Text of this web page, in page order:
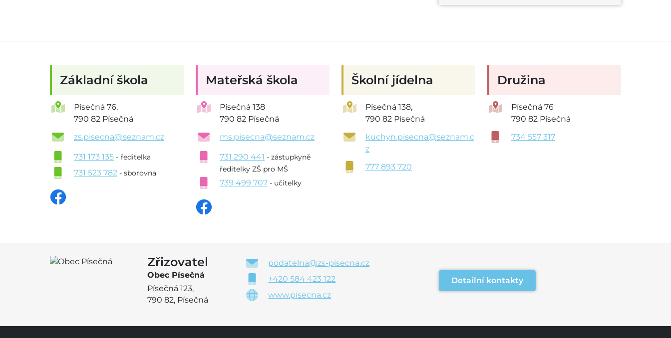
Základní škola
Písečná 76,
790 82 Písečná
zs.pisecna@seznam.cz
731 173 135 - ředitelka
731 523 782 - sborovna
Mateřská škola
Písečná 138
790 82 Písečná
ms.pisecna@seznam.cz
731 290 441 - zástupkyně
ředitelky ZŠ pro MŠ
739 499 707 - učitelky
Školní jídelna
Písečná 138,
790 82 Písečná
kuchyn.pisecna@seznam.c
z
777 893 720
Družina
Písečná 76
790 82 Písečná
734 557 317
Zřizovatel
Obec Písečná
Písečná 123,
790 82, Písečná
podatelna@zs-pisecna.cz
+420 584 423 122
www.pisecna.cz
Detailní kontakty